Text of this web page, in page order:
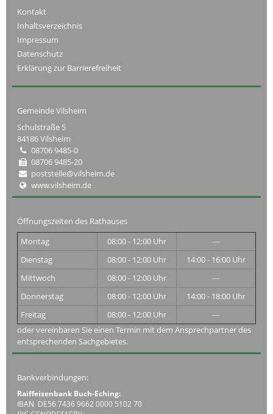
Kontakt
Inhaltsverzeichnis
Impressum
Datenschutz
Erklärung zur Barrierefreiheit
Gemeinde Vilsheim
Schulstraße 5
84186 Vilsheim
08706 9485-0
08706 9485-20
poststelle@vilsheim.de
www.vilsheim.de
Öffnungszeiten des Rathauses
Montag
08:00 - 12:00 Uhr
---
Dienstag
08:00 - 12:00 Uhr
14:00 - 16:00 Uhr
Mittwoch
08:00 - 12:00 Uhr
---
Donnerstag
08:00 - 12:00 Uhr
14:00 - 18:00 Uhr
Freitag
08:00 - 12:00 Uhr
---
oder vereinbaren Sie einen Termin mit dem Ansprechpartner des
entsprechenden Sachgebietes.
Bankverbindungen:
Raiffeisenbank Buch-Eching:
IBAN DE56 7436 9662 0000 5102 70